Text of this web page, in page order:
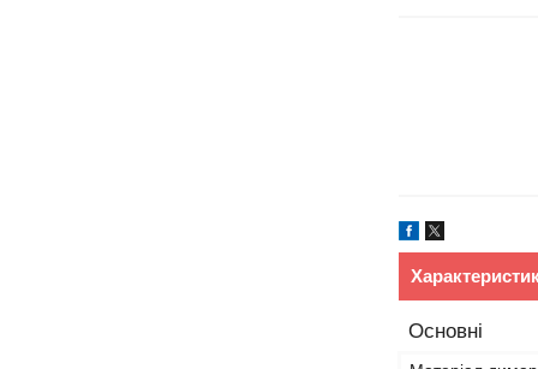
Основні